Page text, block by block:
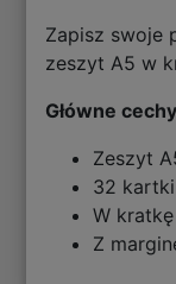
Zapisz swoje
zeszyt A5 w
Główne
Zeszyt
32 kartki
W kratkę
Z